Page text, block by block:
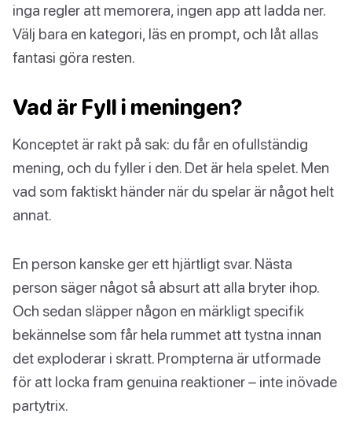
inga regler att memorera, ingen app att ladda ner.
Välj bara en kategori, läs en prompt, och låt allas
fantasi göra resten.
Vad är Fyll i meningen?
Konceptet är rakt på sak: du får en ofullständig
mening, och du fyller i den. Det är hela spelet. Men
vad som faktiskt händer när du spelar är något helt
annat.
En person kanske ger ett hjärtligt svar. Nästa
person säger något så absurt att alla bryter ihop.
Och sedan släpper någon en märkligt specifik
bekännelse som får hela rummet att tystna innan
det exploderar i skratt. Prompterna är utformade
för att locka fram genuina reaktioner – inte inövade
partytrix.